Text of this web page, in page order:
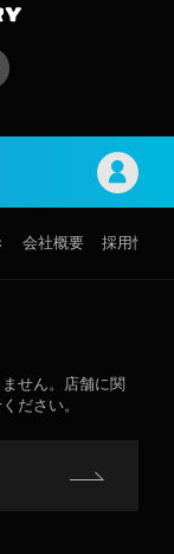
会社概要 採用情報
せん。店舗に関
ださい。